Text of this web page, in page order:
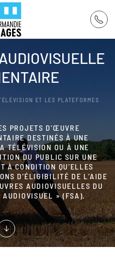
ET LES PLATEFORMES
PROJETS D’ŒUVRE
DESTINÉS À UNE
TÉLÉVISION OU À UNE
DU PUBLIC SUR UNE
À CONDITION QU’ELLES
D’ÉLIGIBILITÉ DE L’AIDE
AUDIOVISUELLES DU
AUDIOVISUEL » (FSA).